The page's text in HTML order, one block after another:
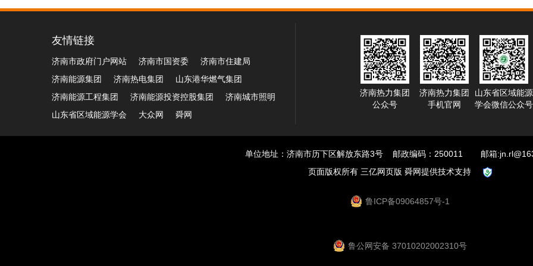
友情链接
济南市政府门户网站 济南市国资委
济南市住建局
济南能源集团
济南热电集团
山东港华燃气集团
济南能源工程集团
济南能源投资控股集团
济南城市照明
山东省区域能源学会
大众网 舜网
济南热力集团
公众号
济南热力集团
手机官网
山东省区域能源
学会微信公众号
单位地址：济南市历下区解放东路3号 邮政编码：250011 邮箱
页面版权所有 三亿网页版 舜网提供技术支持
鲁ICP备09064857号-1
鲁公网安备 37010202002310号